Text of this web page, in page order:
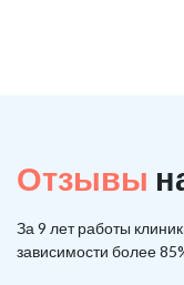
Отзывы
За 9 лет работы
зависимости более